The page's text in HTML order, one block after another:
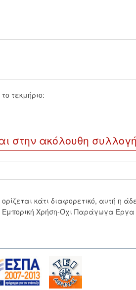
τεκμήριο:
στην ακόλουθη
ορίζεται κάτι διαφορετικό, αυτή η
Χρήση-Όχι Παράγωγα Έργα